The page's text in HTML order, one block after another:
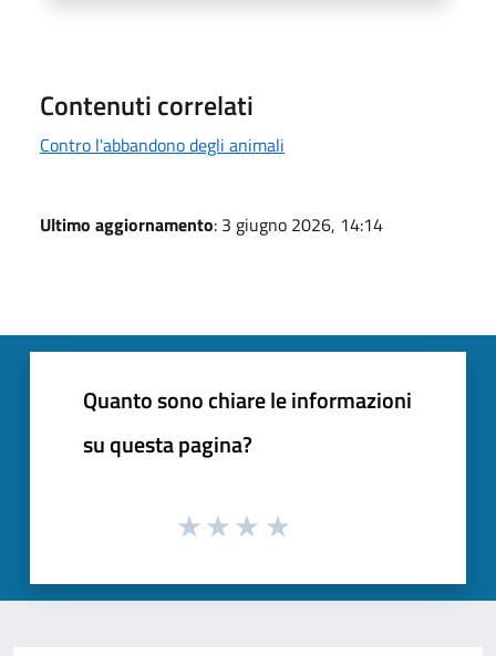
Contenuti correlati
Contro l'abbandono degli animali
Ultimo aggiornamento: 3 giugno 2026, 14:14
Quanto sono chiare le informazioni
su questa pagina?